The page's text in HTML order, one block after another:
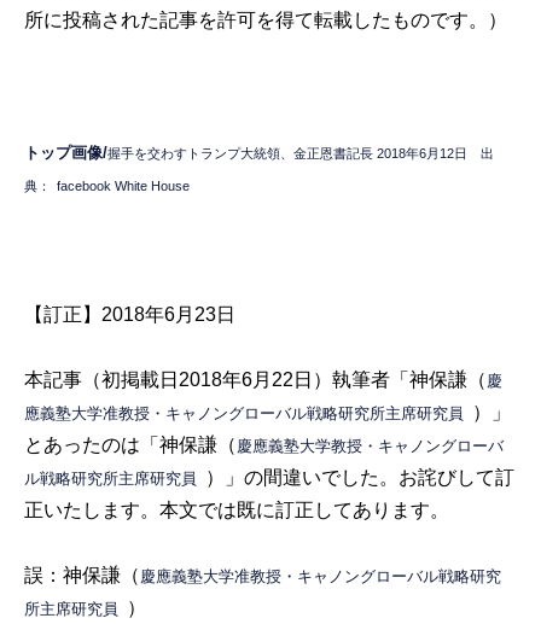
所に投稿された記事を許可を得て転載したものです。）
トップ画像/握手を交わすトランプ大統領、金正恩書記長 2018年6月12日 出
典： facebook White House
【訂正】2018年6月23日
本記事（初掲載日2018年6月22日）執筆者「神保謙（ 慶
應義塾大学准教授・キャノングローバル戦略研究所主席研究員
）」
とあったのは「神保謙（ 慶應義塾大学教授・キャノングローバ
ル戦略研究所主席研究員
）」の間違いでした。お詫びして訂
正いたします。本文では既に訂正してあります。
誤：神保謙（ 慶應義塾大学准教授・キャノングローバル戦略研究
所主席研究員
）